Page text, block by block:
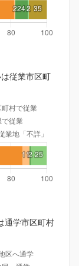
従業市区町
通学市区町村